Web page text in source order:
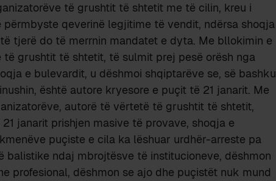
të grushtit të shtetit me të cilin, kreu i
qeverinë legjitime të vendit, ndërsa shoqja
tjerë do të merrnin mandatet e dyta. Me bllokimin e
grushtit të shtetit, të sulmit prej pesë orësh nga
e bulevardit, u dëshmoi shqiptarëve se, së bashku
është autore kryesore e puçit të 21 janarit. Me
autorë të vërtetë të grushtit të shtetit,
janarit prishjen masive të provave, shoqja e
puçiste e cila ka lëshuar urdhër-arreste pa
balistike ndaj mbrojtësve të institucioneve, dëshmon
profesional, dëshmon se ajo dhe puçistët nuk mund